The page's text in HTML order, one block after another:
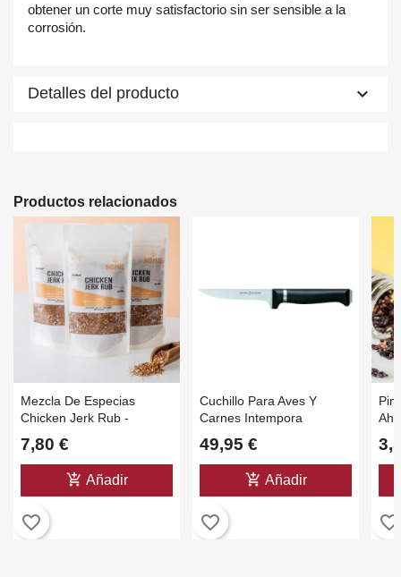
obtener un corte muy satisfactorio sin ser sensible a la
corrosión.
Detalles del producto keyboard_arrow_down
Productos relacionados
Mezcla De Especias
Chicken Jerk Rub -
7,80 €
add_shopping_cart Añadir
favorite_border
Cuchillo Para Aves Y
Carnes Intempora
49,95 €
add_shopping_cart Añadir
favorite_border favorite_border